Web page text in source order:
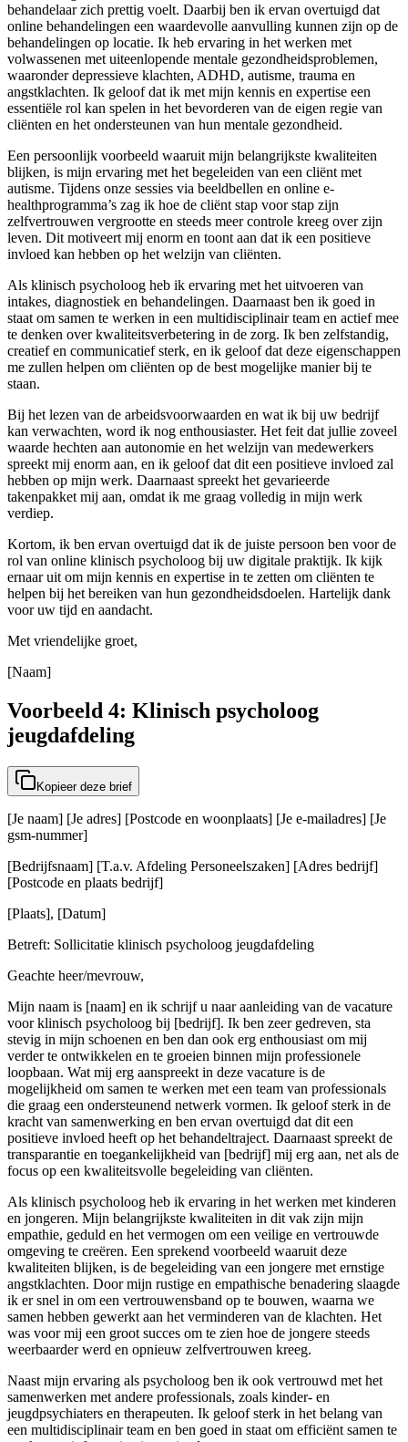
behandelaar zich prettig voelt. Daarbij ben ik ervan overtuigd dat
online behandelingen een waardevolle aanvulling kunnen zijn op de
behandelingen op locatie. Ik heb ervaring in het werken met
volwassenen met uiteenlopende mentale gezondheidsproblemen,
waaronder depressieve klachten, ADHD, autisme, trauma en
angstklachten. Ik geloof dat ik met mijn kennis en expertise een
essentiële rol kan spelen in het bevorderen van de eigen regie van
cliënten en het ondersteunen van hun mentale gezondheid.
Een persoonlijk voorbeeld waaruit mijn belangrijkste kwaliteiten
blijken, is mijn ervaring met het begeleiden van een cliënt met
autisme. Tijdens onze sessies via beeldbellen en online e-
healthprogramma’s zag ik hoe de cliënt stap voor stap zijn
zelfvertrouwen vergrootte en steeds meer controle kreeg over zijn
leven. Dit motiveert mij enorm en toont aan dat ik een positieve
invloed kan hebben op het welzijn van cliënten.
Als klinisch psycholoog heb ik ervaring met het uitvoeren van
intakes, diagnostiek en behandelingen. Daarnaast ben ik goed in
staat om samen te werken in een multidisciplinair team en actief mee
te denken over kwaliteitsverbetering in de zorg. Ik ben zelfstandig,
creatief en communicatief sterk, en ik geloof dat deze eigenschappen
me zullen helpen om cliënten op de best mogelijke manier bij te
staan.
Bij het lezen van de arbeidsvoorwaarden en wat ik bij uw bedrijf
kan verwachten, word ik nog enthousiaster. Het feit dat jullie zoveel
waarde hechten aan autonomie en het welzijn van medewerkers
spreekt mij enorm aan, en ik geloof dat dit een positieve invloed zal
hebben op mijn werk. Daarnaast spreekt het gevarieerde
takenpakket mij aan, omdat ik me graag volledig in mijn werk
verdiep.
Kortom, ik ben ervan overtuigd dat ik de juiste persoon ben voor de
rol van online klinisch psycholoog bij uw digitale praktijk. Ik kijk
ernaar uit om mijn kennis en expertise in te zetten om cliënten te
helpen bij het bereiken van hun gezondheidsdoelen. Hartelijk dank
voor uw tijd en aandacht.
Met vriendelijke groet,
[Naam]
Voorbeeld 4: Klinisch psycholoog
jeugdafdeling
Kopieer deze brief
[Je naam] [Je adres] [Postcode en woonplaats] [Je e-mailadres] [Je
gsm-nummer]
[Bedrijfsnaam] [T.a.v. Afdeling Personeelszaken] [Adres bedrijf]
[Postcode en plaats bedrijf]
[Plaats], [Datum]
Betreft: Sollicitatie klinisch psycholoog jeugdafdeling
Geachte heer/mevrouw,
Mijn naam is [naam] en ik schrijf u naar aanleiding van de vacature
voor klinisch psycholoog bij [bedrijf]. Ik ben zeer gedreven, sta
stevig in mijn schoenen en ben dan ook erg enthousiast om mij
verder te ontwikkelen en te groeien binnen mijn professionele
loopbaan. Wat mij erg aanspreekt in deze vacature is de
mogelijkheid om samen te werken met een team van professionals
die graag een ondersteunend netwerk vormen. Ik geloof sterk in de
kracht van samenwerking en ben ervan overtuigd dat dit een
positieve invloed heeft op het behandeltraject. Daarnaast spreekt de
transparantie en toegankelijkheid van [bedrijf] mij erg aan, net als de
focus op een kwaliteitsvolle begeleiding van cliënten.
Als klinisch psycholoog heb ik ervaring in het werken met kinderen
en jongeren. Mijn belangrijkste kwaliteiten in dit vak zijn mijn
empathie, geduld en het vermogen om een veilige en vertrouwde
omgeving te creëren. Een sprekend voorbeeld waaruit deze
kwaliteiten blijken, is de begeleiding van een jongere met ernstige
angstklachten. Door mijn rustige en empathische benadering slaagde
ik er snel in om een vertrouwensband op te bouwen, waarna we
samen hebben gewerkt aan het verminderen van de klachten. Het
was voor mij een groot succes om te zien hoe de jongere steeds
weerbaarder werd en opnieuw zelfvertrouwen kreeg.
Naast mijn ervaring als psycholoog ben ik ook vertrouwd met het
samenwerken met andere professionals, zoals kinder- en
jeugdpsychiaters en therapeuten. Ik geloof sterk in het belang van
een multidisciplinair team en ben goed in staat om efficiënt samen te